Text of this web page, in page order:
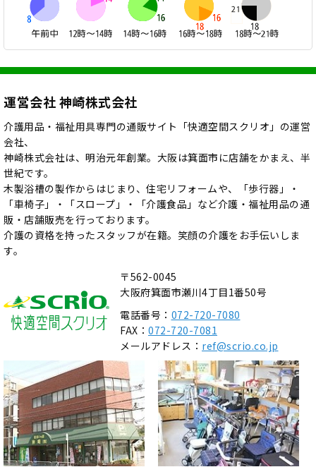
運営会社 神崎株式会社
介護用品・福祉用具専門の通販サイト「快適空間スクリオ」の運営
会社、
神崎株式会社は、明治元年創業。大阪は箕面市に店舗をかまえ、半
世紀です。
木製浴槽の製作からはじまり、住宅リフォームや、「歩行器」・
「車椅子」・「スロープ」・「介護食品」など介護・福祉用品の通
販・店舗販売を行っております。
介護の資格を持ったスタッフが在籍。笑顔の介護をお手伝いしま
す。
〒562-0045
大阪府箕面市瀬川4丁目1番50号
電話番号： 072-720-7080
FAX： 072-720-7081
メールアドレス： ref@scrio.co.jp